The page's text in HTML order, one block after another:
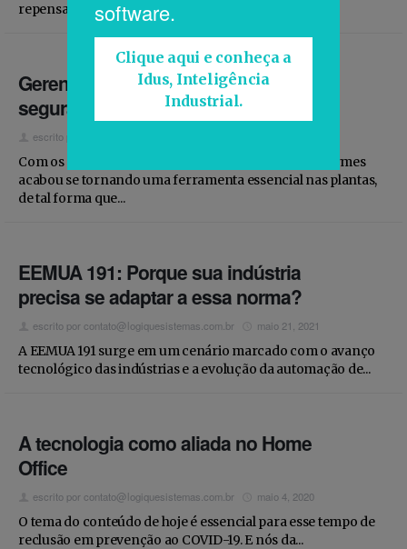
repensar...
Gerenciamento de alarmes e a
segurança industrial
escrito por
Com os avanços industriais, o gerenciamento de alarmes
acabou se tornando uma ferramenta essencial nas plantas,
de tal forma que...
EEMUA 191: Porque sua indústria
precisa se adaptar a essa norma?
escrito por contato@logiquesistemas.com.br maio 21, 2021
A EEMUA 191 surge em um cenário marcado com o avanço
tecnológico das indústrias e a evolução da automação de...
A tecnologia como aliada no Home
Office
escrito por contato@logiquesistemas.com.br maio 4, 2020
O tema do conteúdo de hoje é essencial para esse tempo de
reclusão em prevenção ao COVID-19. E nós da...
software.
Clique aqui e conheça a
Idus, Inteligência
Industrial.